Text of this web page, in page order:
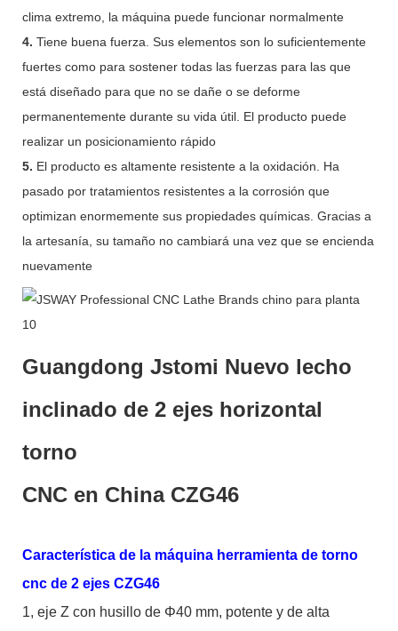
clima extremo, la máquina puede funcionar normalmente
4. Tiene buena fuerza. Sus elementos son lo suficientemente
fuertes como para sostener todas las fuerzas para las que
está diseñado para que no se dañe o se deforme
permanentemente durante su vida útil. El producto puede
realizar un posicionamiento rápido
5. El producto es altamente resistente a la oxidación. Ha
pasado por tratamientos resistentes a la corrosión que
optimizan enormemente sus propiedades químicas. Gracias a
la artesanía, su tamaño no cambiará una vez que se encienda
nuevamente
Guangdong Jstomi Nuevo lecho
inclinado de 2 ejes horizontal
torno
CNC en China CZG46
Característica de la máquina herramienta de torno
cnc de 2 ejes CZG46
1, eje Z con husillo de Φ40 mm, potente y de alta